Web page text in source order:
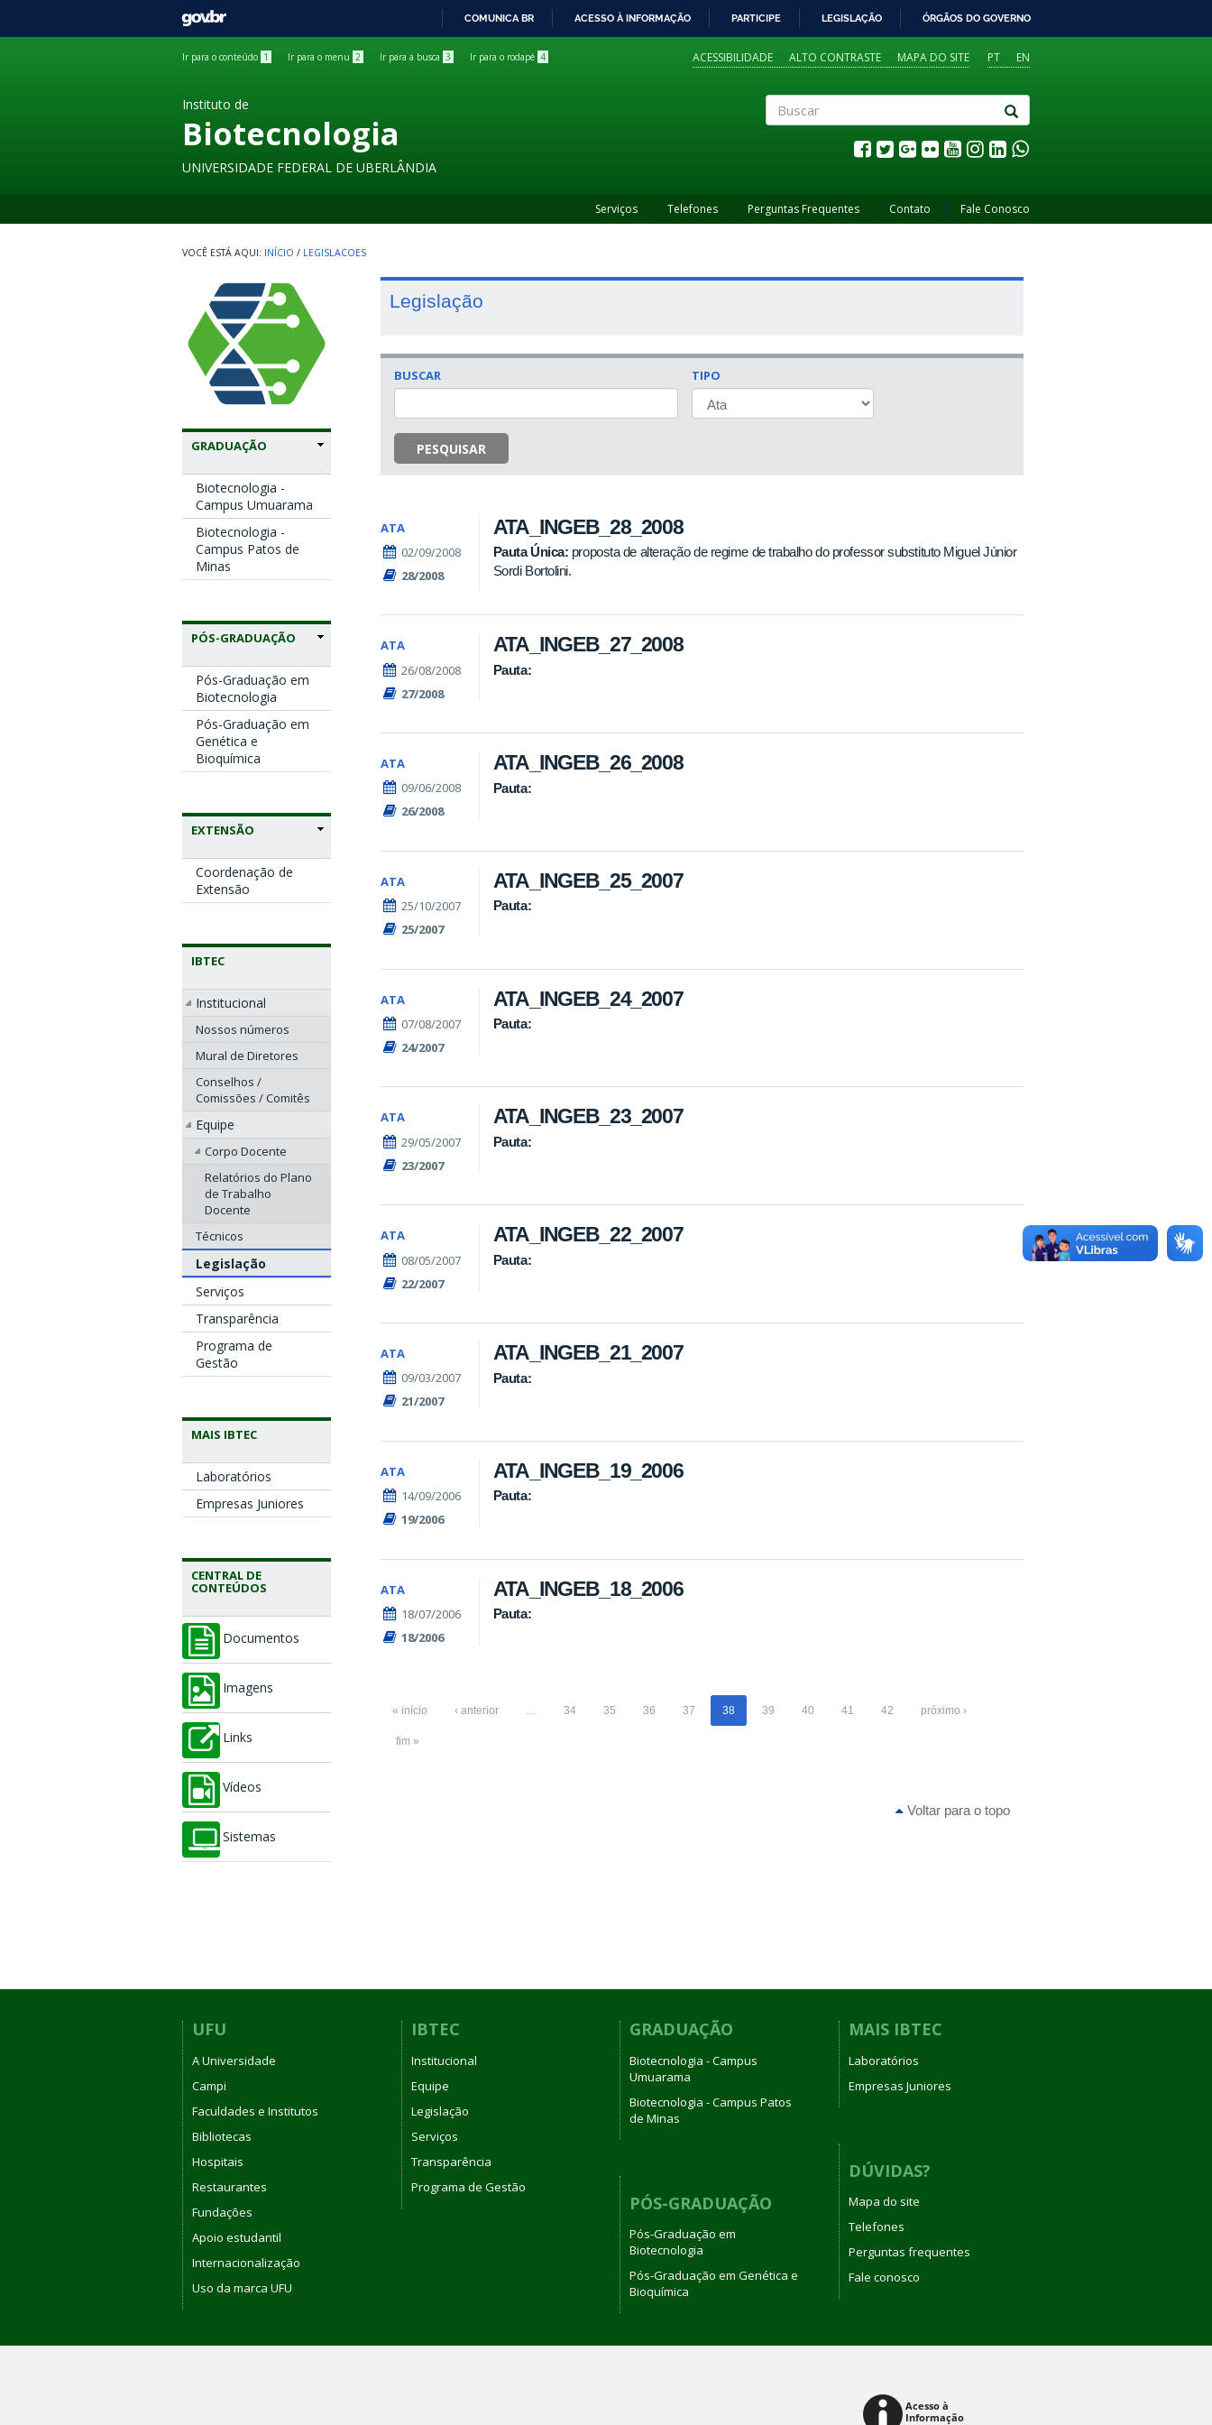
GOVBR
COMUNICA BR ACESSO À INFORMAÇÃO PARTICIPE LEGISLAÇÃO ÓRGÃOS DO GOVERNO
Ir para o conteúdo 1 Ir para o menu 2 Ir para a busca 3 Ir para o rodapé 4 PT EN
ACESSIBILIDADE ALTO CONTRASTE MAPA DO SITE
Instituto de
Biotecnologia
UNIVERSIDADE FEDERAL DE UBERLÂNDIA
Serviços Telefones Perguntas Frequentes Contato Fale Conosco
INÍCIO / LEGISLACOES
GRADUAÇÃO
Biotecnologia -
Campus Umuarama
Biotecnologia -
Campus Patos de
Minas
PÓS-GRADUAÇÃO
Pós-Graduação em
Biotecnologia
Pós-Graduação em
Genética e
Bioquímica
EXTENSÃO
Coordenação de
Extensão
IBTEC
Institucional
Nossos números
Mural de Diretores
Conselhos /
Comissões / Comitês
Equipe
Corpo Docente
Relatórios do Plano
de Trabalho
Docente
Técnicos
Legislação
Serviços
Transparência
Programa de
Gestão
MAIS IBTEC
Laboratórios
Empresas Juniores
CENTRAL DE
CONTEÚDOS
Documentos
Imagens
Links
Vídeos
Sistemas
Legislação
BUSCAR TIPO
PESQUISAR
ATA
02/09/2008
28/2008
ATA_INGEB_28_2008
Pauta Única: proposta de alteração de regime de trabalho do professor substituto Miguel Júnior
Sordi Bortolini.
ATA
26/08/2008
27/2008
ATA_INGEB_27_2008
Pauta:
ATA
09/06/2008
26/2008
ATA_INGEB_26_2008
Pauta:
ATA
25/10/2007
25/2007
ATA_INGEB_25_2007
Pauta:
ATA
07/08/2007
24/2007
ATA_INGEB_24_2007
Pauta:
ATA
29/05/2007
23/2007
ATA_INGEB_23_2007
Pauta:
ATA
08/05/2007
22/2007
ATA_INGEB_22_2007
Pauta:
ATA
09/03/2007
21/2007
ATA_INGEB_21_2007
Pauta:
ATA
14/09/2006
19/2006
ATA_INGEB_19_2006
Pauta:
ATA
18/07/2006
18/2006
ATA_INGEB_18_2006
Pauta:
« início ‹ anterior … 34 35 36 37 38 39 40 41 42 próximo ›
fim »
Voltar para o topo
UFU
A Universidade
Campi
Faculdades e Institutos
Bibliotecas
Hospitais
Restaurantes
Fundações
Apoio estudantil
Internacionalização
Uso da marca UFU
IBTEC
Institucional
Equipe
Legislação
Serviços
Transparência
Programa de Gestão
GRADUAÇÃO
Biotecnologia - Campus
Umuarama
Biotecnologia - Campus Patos
de Minas
PÓS-GRADUAÇÃO
Pós-Graduação em
Biotecnologia
Pós-Graduação em Genética e
Bioquímica
MAIS IBTEC
Laboratórios
Empresas Juniores
DÚVIDAS?
Mapa do site
Telefones
Perguntas frequentes
Fale conosco